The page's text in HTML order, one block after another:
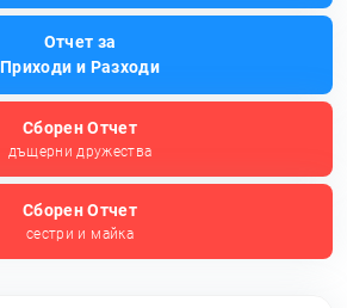
Отчет за
Приходи и Разходи
Сборен Отчет
дъщерни дружества
Сборен Отчет
сестри и майка